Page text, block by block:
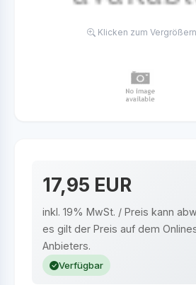
Klicken zum Vergrößern
17,95 EUR
inkl. 19% MwSt. / Preis kann
es gilt der Preis auf dem
Anbieters.
Verfügbar